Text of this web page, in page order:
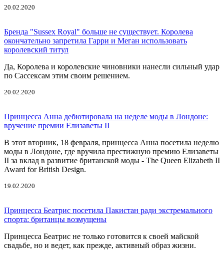
20.02.2020
Бренда "Sussex Royal" больше не существует. Королева
окончательно запретила Гарри и Меган использовать
королевский титул
Да, Королева и королевские чиновники нанесли сильный удар
по Сассексам этим своим решением.
20.02.2020
Принцесса Анна дебютировала на неделе моды в Лондоне:
вручение премии Елизаветы II
В этот вторник, 18 февраля, принцесса Анна посетила неделю
моды в Лондоне, где вручила престижную премию Елизаветы
II за вклад в развитие британской моды - The Queen Elizabeth II
Award for British Design.
19.02.2020
Принцесса Беатрис посетила Пакистан ради экстремального
спорта: британцы возмущены
Принцесса Беатрис не только готовится к своей майской
свадьбе, но и ведет, как прежде, активный образ жизни.